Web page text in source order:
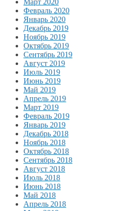
Март 2020
Февраль 2020
Январь 2020
Декабрь 2019
Ноябрь 2019
Октябрь 2019
Сентябрь 2019
Август 2019
Июль 2019
Июнь 2019
Май 2019
Апрель 2019
Март 2019
Февраль 2019
Январь 2019
Декабрь 2018
Ноябрь 2018
Октябрь 2018
Сентябрь 2018
Август 2018
Июль 2018
Июнь 2018
Май 2018
Апрель 2018